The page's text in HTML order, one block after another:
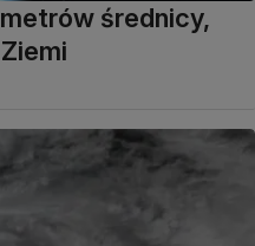
średnicy,